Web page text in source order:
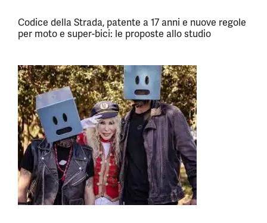
Codice della Strada, patente a 17 anni e nuove regole
per moto e super-bici: le proposte allo studio